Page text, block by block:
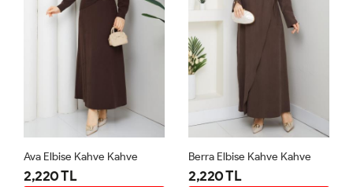
Ava Elbise Kahve Kahve
2,220 TL
Berra Elbise Kahve Kahve
2,220 TL